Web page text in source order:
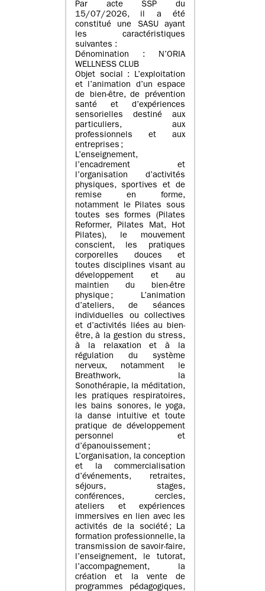
Par acte SSP du
15/07/2026, il a été
constitué une SASU ayant
les caractéristiques
suivantes :
Dénomination : N’ORIA
WELLNESS CLUB
Objet social : L’exploitation
et l’animation d’un espace
de bien-être, de prévention
santé et d’expériences
sensorielles destiné aux
particuliers, aux
professionnels et aux
entreprises ;
L’enseignement,
l’encadrement et
l’organisation d’activités
physiques, sportives et de
remise en forme,
notamment le Pilates sous
toutes ses formes (Pilates
Reformer, Pilates Mat, Hot
Pilates), le mouvement
conscient, les pratiques
corporelles douces et
toutes disciplines visant au
développement et au
maintien du bien-être
physique ; L’animation
d’ateliers, de séances
individuelles ou collectives
et d’activités liées au bien-
être, à la gestion du stress,
à la relaxation et à la
régulation du système
nerveux, notamment le
Breathwork, la
Sonothérapie, la méditation,
les pratiques respiratoires,
les bains sonores, le yoga,
la danse intuitive et toute
pratique de développement
personnel et
d’épanouissement ;
L’organisation, la conception
et la commercialisation
d’événements, retraites,
séjours, stages,
conférences, cercles,
ateliers et expériences
immersives en lien avec les
activités de la société ; La
formation professionnelle, la
transmission de savoir-faire,
l’enseignement, le tutorat,
l’accompagnement, la
création et la vente de
programmes pédagogiques,